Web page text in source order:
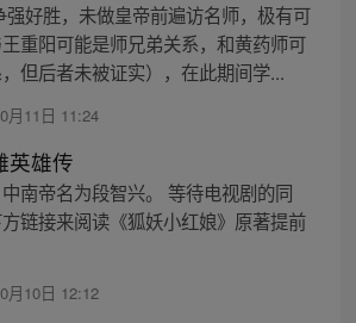
强好胜，未做皇帝前遍访名师，极有可
重阳可能是师兄弟关系，和黄药师可
但后者未被证实），在此期间学...
月11日 11:24
英雄传
南帝名为段智兴。 等待电视剧的同
链接来阅读《狐妖小红娘》原著提前
月10日 12:12